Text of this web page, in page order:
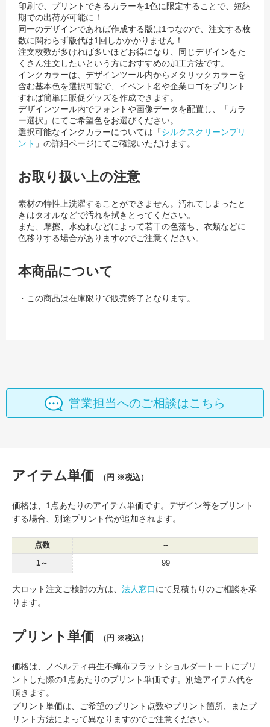
印刷で、プリントできるカラーを1色に限定することで、短納
期での出荷が可能に！
同一のデザインであれば作成する版は1つなので、注文する枚
数に関わらず版代は1回しかかかりません！
注文枚数が多ければ多いほどお得になり、同じデザインをた
くさん注文したいという方におすすめの加工方法です。
インクカラーは、デザインツール内からメタリックカラーを
含む基本色を選択可能で、イベント名や企業ロゴをプリント
すれば簡単に販促グッズを作成できます。
デザインツール内でフォントや画像データを配置し、「カラ
ー選択」にてご希望色をお選びください。
選択可能なインクカラーについては「シルクスクリーンプリ
ント 」の詳細ページにてご確認いただけます。
お取り扱い上の注意
素材の特性上洗濯することができません。汚れてしまったと
きはタオルなどで汚れを拭きとってください。
また、摩擦、水ぬれなどによって若干の色落ち、衣類などに
色移りする場合がありますのでご注意ください。
本商品について
・この商品は在庫限りで販売終了となります。
営業担当へのご相談はこちら
アイテム単価 （円 ※税込）
価格は、1点あたりのアイテム単価です。デザイン等をプリント
する場合、別途プリント代が追加されます。
点数 --
1～ 99
大ロット注文ご検討の方は、 法人窓口にて見積もりのご相談を承
ります。
プリント単価 （円 ※税込）
価格は、ノベルティ再生不織布フラットショルダートートにプリ
ントした際の1点あたりのプリント単価です。別途アイテム代を
頂きます。
プリント単価は、ご希望のプリント点数やプリント箇所、またプ
リント方法によって異なりますのでご注意ください。